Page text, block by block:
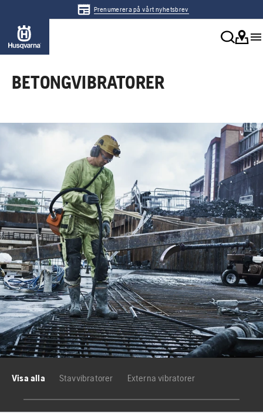
Prenumerera på vårt nyhetsbrev
BETONGVIBRATORER
Visa alla Stavvibratorer Externa vibratorer